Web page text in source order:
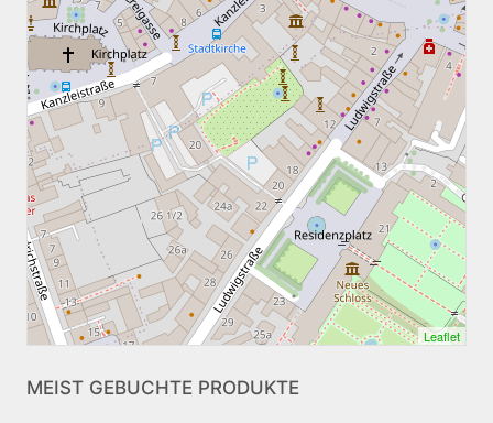
Leaflet
MEIST GEBUCHTE PRODUKTE